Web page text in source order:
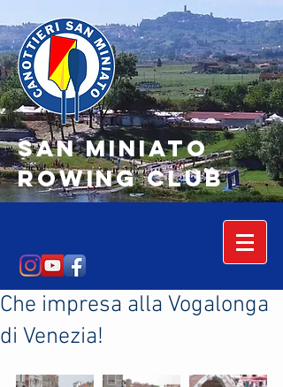
SAN MINIATO
Rowing Club
Che impresa alla Vogalonga
di Venezia!